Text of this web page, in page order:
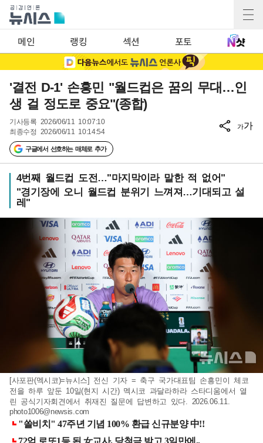
메인 랭킹 섹션 포토
'결전 D-1' 손흥민 "월드컵은 꿈의 무대…인
생 걸 정도로 중요"(종합)
기사등록 2026/06/11 10:07:10
최종수정 2026/06/11 10:14:54
구글에서 선호하는 매체로 추가
가가
4번째 월드컵 도전…"마지막이라 말한 적 없어"
"경기장에 오니 월드컵 분위기 느껴져…기대되고 설
레"
[사포판(멕시코)=뉴시스] 전신 기자 = 축구 국가대표팀 손흥민이 체코
전을 하루 앞둔 10일(현지 시간) 멕시코 과달라하라 스타디움에서 열
린 공식기자회견에서 취재진 질문에 답변하고 있다. 2026.06.11.
photo1006@newsis.com